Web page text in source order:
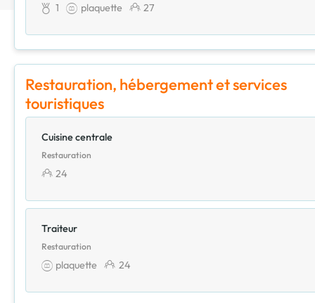
1 plaquette 27
Restauration, hébergement et services
touristiques
Cuisine centrale
Restauration
24
Traiteur
Restauration
plaquette 24